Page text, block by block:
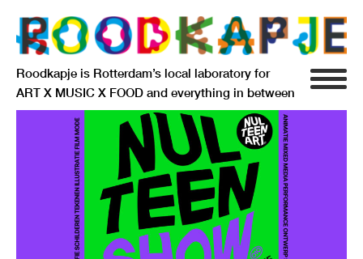
Roodkapje is Rotterdam’s local laboratory for
ART X MUSIC X FOOD and everything in between
AGENDA
RESIDENCY
SIGNIFICANT OTHERS